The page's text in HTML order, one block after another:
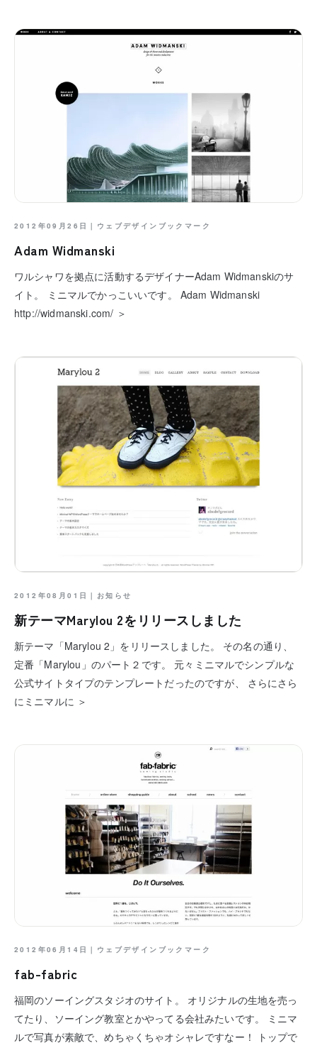
2012年09月26日｜ ウェブデザインブックマーク
Adam Widmanski
ワルシャワを拠点に活動するデザイナーAdam Widmanskiのサ
イト。 ミニマルでかっこいいです。 Adam Widmanski
http://widmanski.com/ ＞
2012年08月01日｜ お知らせ
新テーマMarylou 2をリリースしました
新テーマ「Marylou 2」をリリースしました。 その名の通り、
定番「Marylou」のパート２です。 元々ミニマルでシンプルな
公式サイトタイプのテンプレートだったのですが、 さらにさら
にミニマルに ＞
2012年06月14日｜ ウェブデザインブックマーク
fab-fabric
福岡のソーイングスタジオのサイト。 オリジナルの生地を売っ
てたり、ソーイング教室とかやってる会社みたいです。 ミニマ
ルで写真が素敵で、めちゃくちゃオシャレですなー！ トップで